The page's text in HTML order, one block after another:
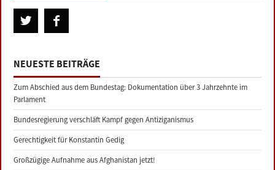
NEUESTE BEITRÄGE
Zum Abschied aus dem Bundestag: Dokumentation über 3 Jahrzehnte im
Parlament
Bundesregierung verschläft Kampf gegen Antiziganismus
Gerechtigkeit für Konstantin Gedig
Großzügige Aufnahme aus Afghanistan jetzt!